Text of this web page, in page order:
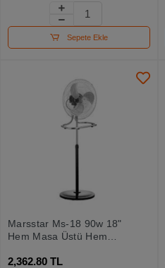
Sepete Ekle
Marsstar Ms-18 90w 18"
Hem Masa Üstü Hem
(duvar-yer Tipi Ayaklı
2,362.80 TL